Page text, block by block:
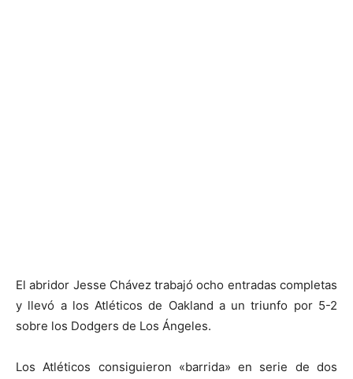
El abridor Jesse Chávez trabajó ocho entradas completas
y llevó a los Atléticos de Oakland a un triunfo por 5-2
sobre los Dodgers de Los Ángeles.
Los Atléticos consiguieron «barrida» en serie de dos